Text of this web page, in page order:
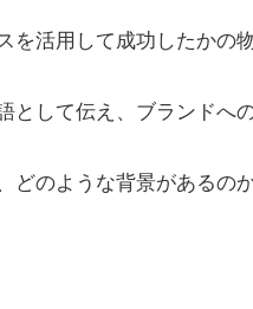
を活用して成功したかの
として伝え、ブランドへ
どのような背景があるの